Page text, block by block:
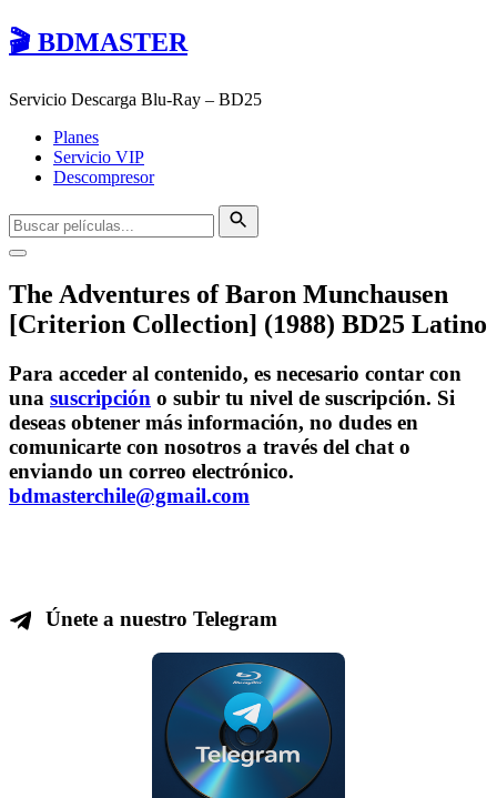
🎬 BDMASTER
Servicio Descarga Blu-Ray – BD25
Planes
Servicio VIP
Descompresor
The Adventures of Baron Munchausen
[Criterion Collection] (1988) BD25 Latino
Para acceder al contenido, es necesario contar con
una suscripción o subir tu nivel de suscripción. Si
deseas obtener más información, no dudes en
comunicarte con nosotros a través del chat o
enviando un correo electrónico.
bdmasterchile@gmail.com
Únete a nuestro Telegram